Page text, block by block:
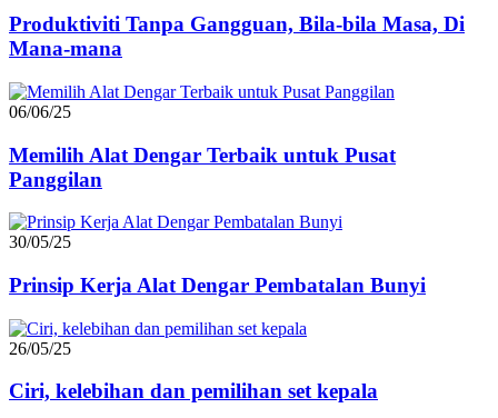
Produktiviti Tanpa Gangguan, Bila-bila Masa, Di
Mana-mana
06/06/25
Memilih Alat Dengar Terbaik untuk Pusat
Panggilan
30/05/25
Prinsip Kerja Alat Dengar Pembatalan Bunyi
26/05/25
Ciri, kelebihan dan pemilihan set kepala